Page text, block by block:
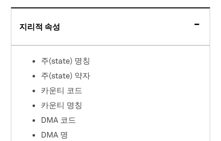
지리적 속성
주(state) 명칭
주(state) 약자
카운티 코드
카운티 명칭
DMA 코드
DMA 명